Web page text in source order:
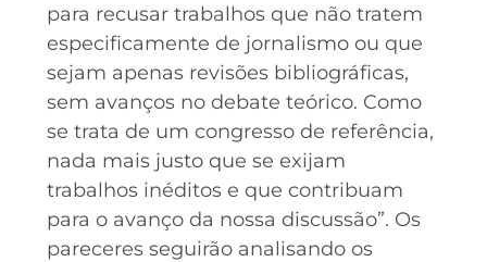
para recusar trabalhos que não tratem
especificamente de jornalismo ou que
sejam apenas revisões bibliográficas,
sem avanços no debate teórico. Como
se trata de um congresso de referência,
nada mais justo que se exijam
trabalhos inéditos e que contribuam
para o avanço da nossa discussão”. Os
pareceres seguirão analisando os